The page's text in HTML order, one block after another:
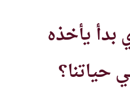
بدأ يأخذه
حياتنا؟